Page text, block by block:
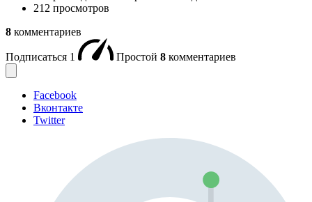
212 просмотров
8 комментариев
Подписаться 1 Простой 8 комментариев
Facebook
Вконтакте
Twitter